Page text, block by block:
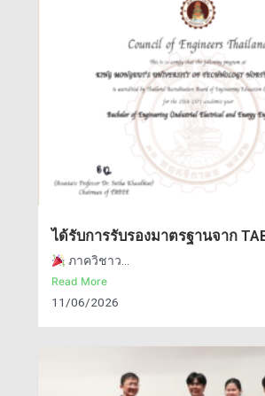
ได้รับการรับรองมาตรฐานจาก
ภาควิชาว...
Read More
11/06/2026